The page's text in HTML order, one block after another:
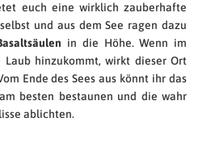
euch eine wirklich zauberhafte
und aus dem See ragen dazu
in die Höhe. Wenn im
Laub hinzukommt, wirkt dieser Ort
Ende des Sees aus könnt ihr das
besten bestaunen und die wahr
ablichten.